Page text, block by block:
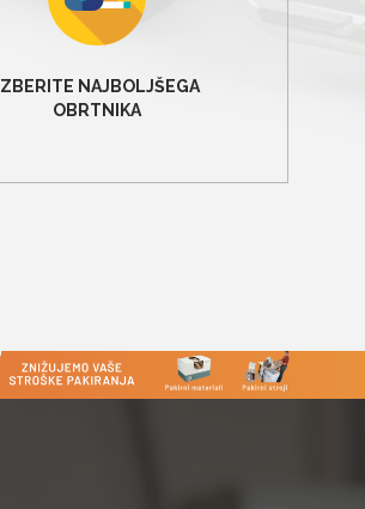
IZBERITE NAJBOLJŠEGA
OBRTNIKA